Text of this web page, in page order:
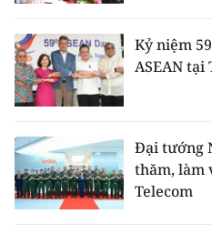
TIN ĐỊA PHƯƠNG
Trung du và miền núi phía
Đồng bằng sông Hồng
Bắc Trung Bộ
Kỷ niệm
ASEAN tại
Đại tướng
thăm, làm
Telecom